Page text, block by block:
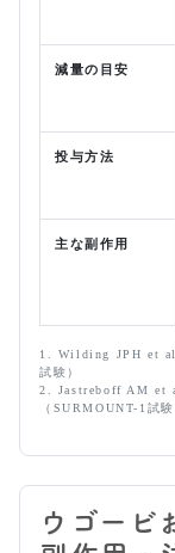
減量の目安
投与方法
主な副作用
1. Wilding JPH et
試験）
2. Jastreboff AM et
（SURMOUNT-1試験
ウゴービ